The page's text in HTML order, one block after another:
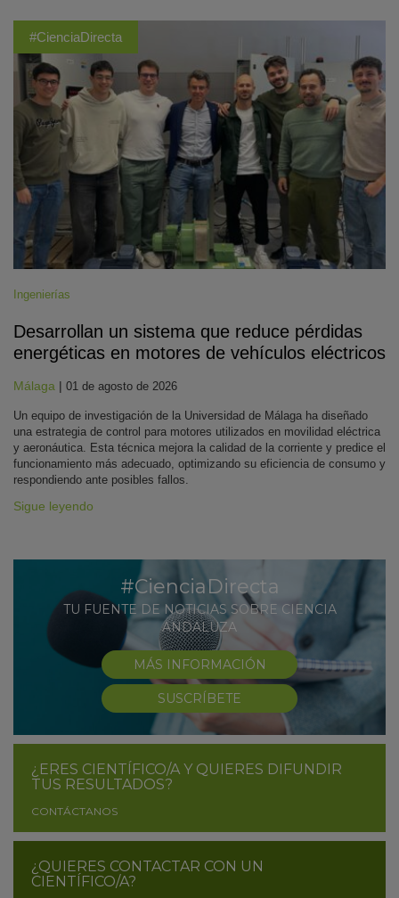
#CienciaDirecta
Ingenierías
Desarrollan un sistema que reduce pérdidas
energéticas en motores de vehículos eléctricos
Málaga | 01 de agosto de 2026
Un equipo de investigación de la Universidad de Málaga ha diseñado
una estrategia de control para motores utilizados en movilidad eléctrica
y aeronáutica. Esta técnica mejora la calidad de la corriente y predice el
funcionamiento más adecuado, optimizando su eficiencia de consumo y
respondiendo ante posibles fallos.
Sigue leyendo
#CienciaDirecta
TU FUENTE DE NOTICIAS SOBRE CIENCIA
ANDALUZA
MÁS INFORMACIÓN
SUSCRÍBETE
¿ERES CIENTÍFICO/A Y QUIERES DIFUNDIR
TUS RESULTADOS?
CONTÁCTANOS
¿QUIERES CONTACTAR CON UN
CIENTÍFICO/A?